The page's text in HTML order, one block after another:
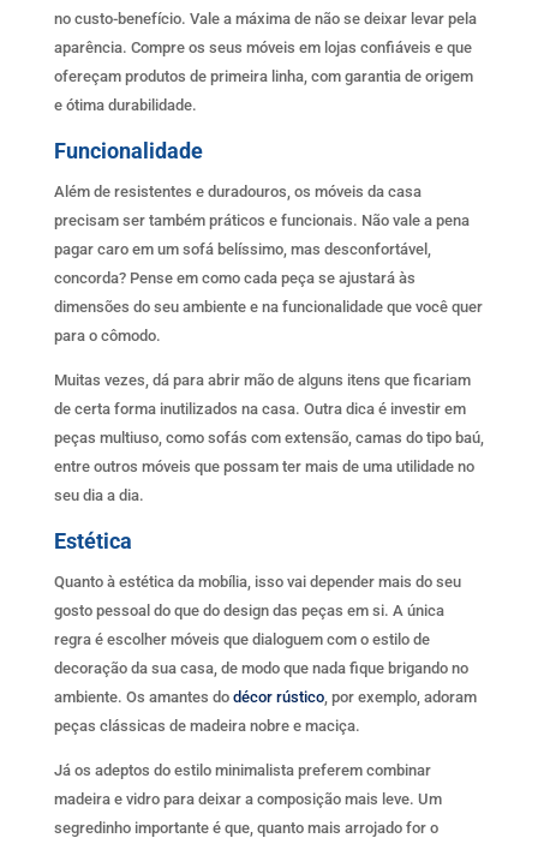
no custo-benefício. Vale a máxima de não se deixar levar pela
aparência. Compre os seus móveis em lojas confiáveis e que
ofereçam produtos de primeira linha, com garantia de origem
e ótima durabilidade.
Funcionalidade
Além de resistentes e duradouros, os móveis da casa
precisam ser também práticos e funcionais. Não vale a pena
pagar caro em um sofá belíssimo, mas desconfortável,
concorda? Pense em como cada peça se ajustará às
dimensões do seu ambiente e na funcionalidade que você quer
para o cômodo.
Muitas vezes, dá para abrir mão de alguns itens que ficariam
de certa forma inutilizados na casa. Outra dica é investir em
peças multiuso, como sofás com extensão, camas do tipo baú,
entre outros móveis que possam ter mais de uma utilidade no
seu dia a dia.
Estética
Quanto à estética da mobília, isso vai depender mais do seu
gosto pessoal do que do design das peças em si. A única
regra é escolher móveis que dialoguem com o estilo de
decoração da sua casa, de modo que nada fique brigando no
ambiente. Os amantes do décor rústico, por exemplo, adoram
peças clássicas de madeira nobre e maciça.
Já os adeptos do estilo minimalista preferem combinar
madeira e vidro para deixar a composição mais leve. Um
segredinho importante é que, quanto mais arrojado for o